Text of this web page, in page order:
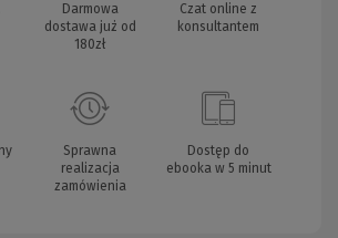
Darmowa
dostawa już od
180zł
Czat online z
konsultantem
Sprawna
realizacja
zamówienia
Dostęp do
ebooka w 5 minut